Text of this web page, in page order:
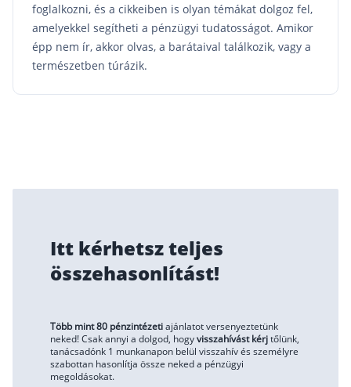
foglalkozni, és a cikkeiben is olyan témákat dolgoz fel,
amelyekkel segítheti a pénzügyi tudatosságot. Amikor
épp nem ír, akkor olvas, a barátaival találkozik, vagy a
természetben túrázik.
Itt kérhetsz teljes
összehasonlítást!
Több mint 80 pénzintézetiajánlatot versenyeztetünk
neked! Csak annyi a dolgod, hogyvisszahívást kérjtőlünk,
tanácsadónk 1 munkanapon belül visszahív és személyre
szabottan hasonlítja össze neked a pénzügyi
megoldásokat.